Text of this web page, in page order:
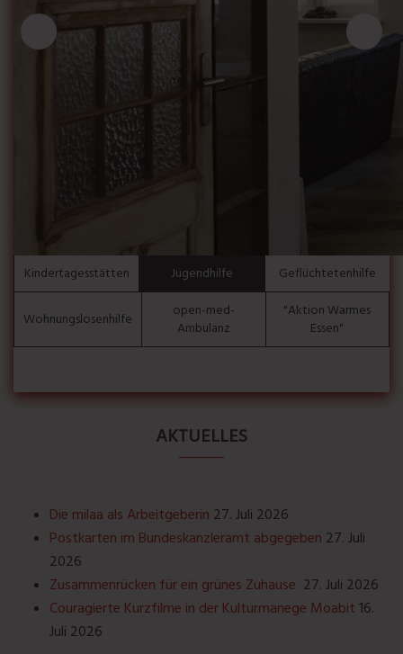
Kindertagesstätten Jugendhilfe Geflüchtetenhilfe
Wohnungslosenhilfe
open-med-
Ambulanz
"Aktion Warmes
Essen"
AKTUELLES
Die milaa als Arbeitgeberin 27. Juli 2026
Postkarten im Bundeskanzleramt abgegeben 27. Juli
2026
Zusammenrücken für ein grünes Zuhause 27. Juli 2026
Couragierte Kurzfilme in der Kulturmanege Moabit 16.
Juli 2026